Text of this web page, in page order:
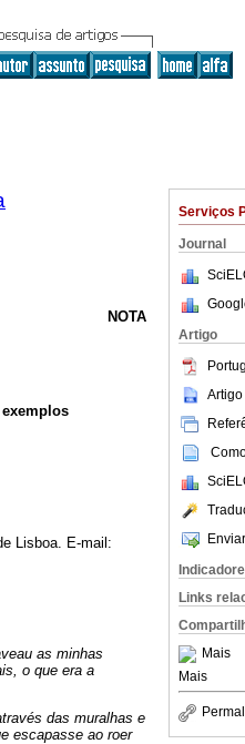
Serviços
Journal
Artigo
Artigo
Links
Mais
Mais
NOTA
Lisboa. E-mail:
as minhas
o que era a
das muralhas e
escapasse ao roer